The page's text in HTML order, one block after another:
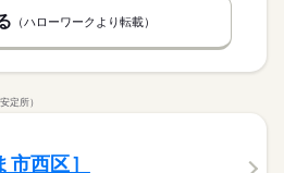
（ハローワークより転載）
定所）
西区］